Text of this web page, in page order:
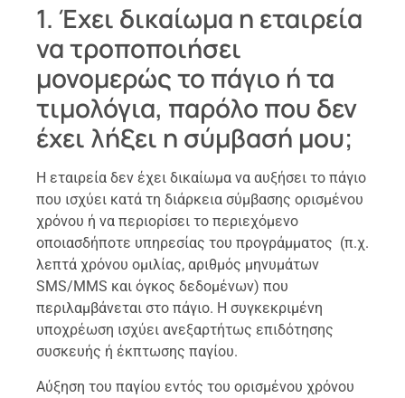
1. Έχει δικαίωμα η εταιρεία
να τροποποιήσει
μονομερώς το πάγιο ή τα
τιμολόγια, παρόλο που δεν
έχει λήξει η σύμβασή μου;
Η εταιρεία δεν έχει δικαίωμα να αυξήσει το πάγιο
που ισχύει κατά τη διάρκεια σύμβασης ορισμένου
χρόνου ή να περιορίσει το περιεχόμενο
οποιασδήποτε υπηρεσίας του προγράμματος (π.χ.
λεπτά χρόνου ομιλίας, αριθμός μηνυμάτων
SMS/MMS και όγκος δεδομένων) που
περιλαμβάνεται στο πάγιο. Η συγκεκριμένη
υποχρέωση ισχύει ανεξαρτήτως επιδότησης
συσκευής ή έκπτωσης παγίου.
Αύξηση του παγίου εντός του ορισμένου χρόνου